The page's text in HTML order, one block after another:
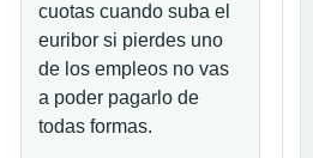
cuotas cuando suba el
euribor si pierdes uno
de los empleos no vas
a poder pagarlo de
todas formas.